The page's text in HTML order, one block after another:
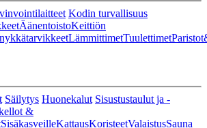
Kodin turvallisuus
ÄänentoistoKeittiön
LämmittimetTuulettimet
Säilytys Huonekalut Sisustustaulut ja -
&
SisäkasveilleKattausKoristeetValaistusSauna